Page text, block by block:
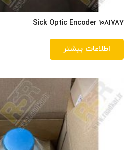
Sick Optic Encoder 1081787
اطلاعات بیشتر